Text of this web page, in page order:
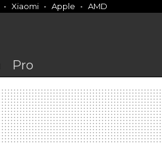
Xiaomi Apple AMD
Pro